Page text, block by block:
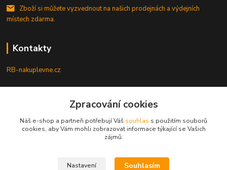
Zboží si můžete vyzvednout na našich prodejnách a výdejních
místech zdarma.
Kontakty
RB-nakuplevne.cz
+420 222722421
info@rb-nakuplevne.cz
Zpracování cookies
Náš e-shop a partneři potřebují Váš souhlas s použitím souborů
cookies, aby Vám mohli zobrazovat informace týkající se Vašich
zájmů.
Nastavení Souhlasím